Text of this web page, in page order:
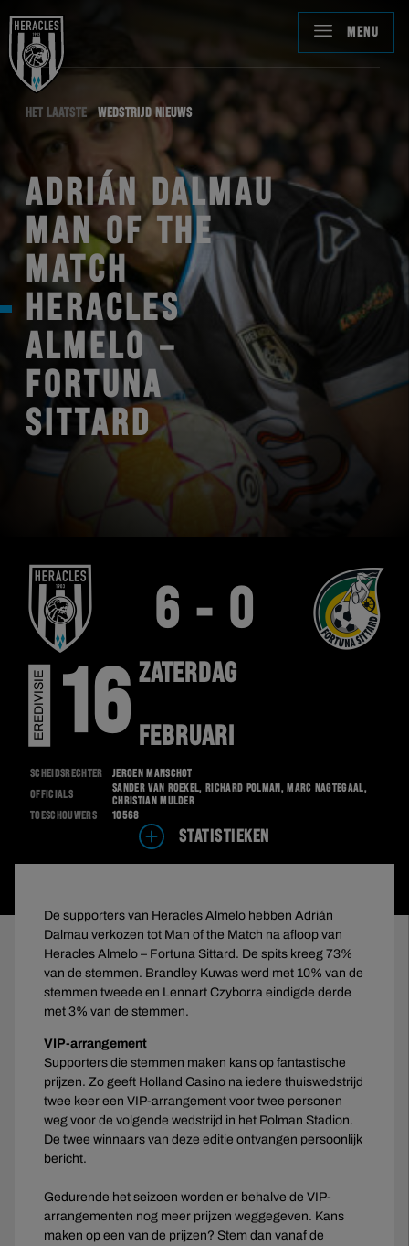
MENU
HET LAATSTE WEDSTRIJD NIEUWS
ADRIÁN DALMAU
MAN OF THE
MATCH
HERACLES
ALMELO –
FORTUNA
SITTARD
EREDIVISIE 16 ZATERDAG
FEBRUARI
6 - 0
Scheidsrechter
Jeroen Manschot
Officials
Sander van Roekel, Richard Polman, Marc Nagtegaal,
Christian Mulder
Toeschouwers
10568
STATISTIEKEN
De supporters van Heracles Almelo hebben Adrián
Dalmau verkozen tot Man of the Match na afloop van
Heracles Almelo – Fortuna Sittard. De spits kreeg 73%
van de stemmen. Brandley Kuwas werd met 10% van de
stemmen tweede en Lennart Czyborra eindigde derde
met 3% van de stemmen.
VIP-arrangement
Supporters die stemmen maken kans op fantastische
prijzen. Zo geeft Holland Casino na iedere thuiswedstrijd
twee keer een VIP-arrangement voor twee personen
weg voor de volgende wedstrijd in het Polman Stadion.
De twee winnaars van deze editie ontvangen persoonlijk
bericht.
Gedurende het seizoen worden er behalve de VIP-
arrangementen nog meer prijzen weggegeven. Kans
maken op een van de prijzen? Stem dan vanaf de